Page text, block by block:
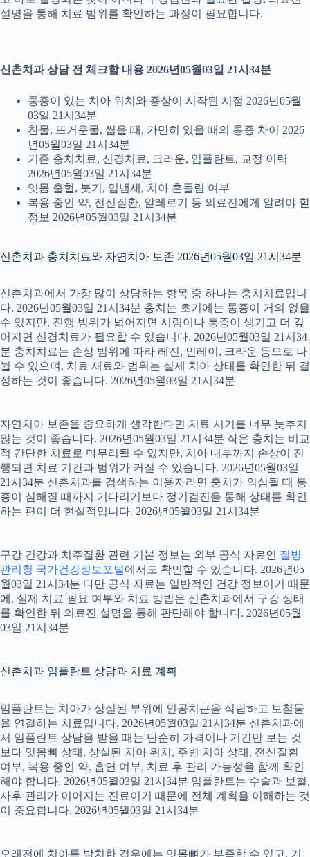
설명을 통해 치료 범위를 확인하는 과정이 필요합니다.
신촌치과 상담 전 체크할 내용 2026년05월03일 21시34분
통증이 있는 치아 위치와 증상이 시작된 시점 2026년05월
03일 21시34분
찬물, 뜨거운물, 씹을 때, 가만히 있을 때의 통증 차이 2026
년05월03일 21시34분
기존 충치치료, 신경치료, 크라운, 임플란트, 교정 이력
2026년05월03일 21시34분
잇몸 출혈, 붓기, 입냄새, 치아 흔들림 여부
복용 중인 약, 전신질환, 알레르기 등 의료진에게 알려야 할
정보 2026년05월03일 21시34분
신촌치과 충치치료와 자연치아 보존 2026년05월03일 21시34분
신촌치과에서 가장 많이 상담하는 항목 중 하나는 충치치료입니
다. 2026년05월03일 21시34분 충치는 초기에는 통증이 거의 없을
수 있지만, 진행 범위가 넓어지면 시림이나 통증이 생기고 더 깊
어지면 신경치료가 필요할 수 있습니다. 2026년05월03일 21시34
분 충치치료는 손상 범위에 따라 레진, 인레이, 크라운 등으로 나
뉠 수 있으며, 치료 재료와 범위는 실제 치아 상태를 확인한 뒤 결
정하는 것이 좋습니다. 2026년05월03일 21시34분
자연치아 보존을 중요하게 생각한다면 치료 시기를 너무 늦추지
않는 것이 좋습니다. 2026년05월03일 21시34분 작은 충치는 비교
적 간단한 치료로 마무리될 수 있지만, 치아 내부까지 손상이 진
행되면 치료 기간과 범위가 커질 수 있습니다. 2026년05월03일
21시34분 신촌치과를 검색하는 이용자라면 충치가 의심될 때 통
증이 심해질 때까지 기다리기보다 정기검진을 통해 상태를 확인
하는 편이 더 현실적입니다. 2026년05월03일 21시34분
구강 건강과 치주질환 관련 기본 정보는 외부 공식 자료인 질병
관리청 국가건강정보포털에서도 확인할 수 있습니다. 2026년05
월03일 21시34분 다만 공식 자료는 일반적인 건강 정보이기 때문
에, 실제 치료 필요 여부와 치료 방법은 신촌치과에서 구강 상태
를 확인한 뒤 의료진 설명을 통해 판단해야 합니다. 2026년05월
03일 21시34분
신촌치과 임플란트 상담과 치료 계획
임플란트는 치아가 상실된 부위에 인공치근을 식립하고 보철물
을 연결하는 치료입니다. 2026년05월03일 21시34분 신촌치과에
서 임플란트 상담을 받을 때는 단순히 가격이나 기간만 보는 것
보다 잇몸뼈 상태, 상실된 치아 위치, 주변 치아 상태, 전신질환
여부, 복용 중인 약, 흡연 여부, 치료 후 관리 가능성을 함께 확인
해야 합니다. 2026년05월03일 21시34분 임플란트는 수술과 보철,
사후 관리가 이어지는 진료이기 때문에 전체 계획을 이해하는 것
이 중요합니다. 2026년05월03일 21시34분
오래전에 치아를 발치한 경우에는 잇몸뼈가 부족할 수 있고, 기